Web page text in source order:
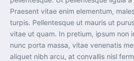
Praesent vitae enim elementum,
turpis. Pellentesque ut mauris ut
vitae ut quam. In pretium, ipsum non
nunc porta massa, vitae venenatis
aliquet nibh arcu, at convallis nisl